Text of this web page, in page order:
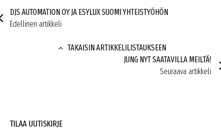
DJS AUTOMATION OY JA ESYLUX SUOMI YHTEISTYÖHÖN
Edellinen artikkeli
 TAKAISIN ARTIKKELILISTAUKSEEN
JUNG NYT SAATAVILLA MEILTÄ!
Seuraava artikkeli
TILAA UUTISKIRJE